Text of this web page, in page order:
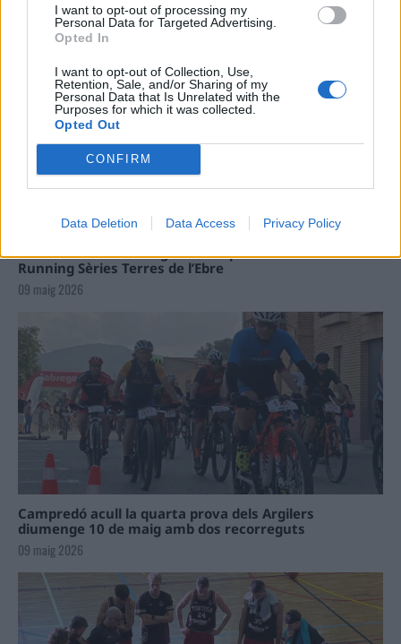
I want to opt-out of processing my
Personal Data for Targeted Advertising.
Opted In
I want to opt-out of Collection, Use,
Retention, Sale, and/or Sharing of my
Personal Data that Is Unrelated with the
Purposes for which it was collected.
Opted Out
CONFIRM
Data Deletion Data Access Privacy Policy
La Cursa de l’Aldea segona d’etiqueta d’or de la
Running Sèries Terres de l’Ebre
09 maig 2026
Campredó acull la quarta prova dels Argilers
diumenge 10 de maig amb dos recorreguts
09 maig 2026